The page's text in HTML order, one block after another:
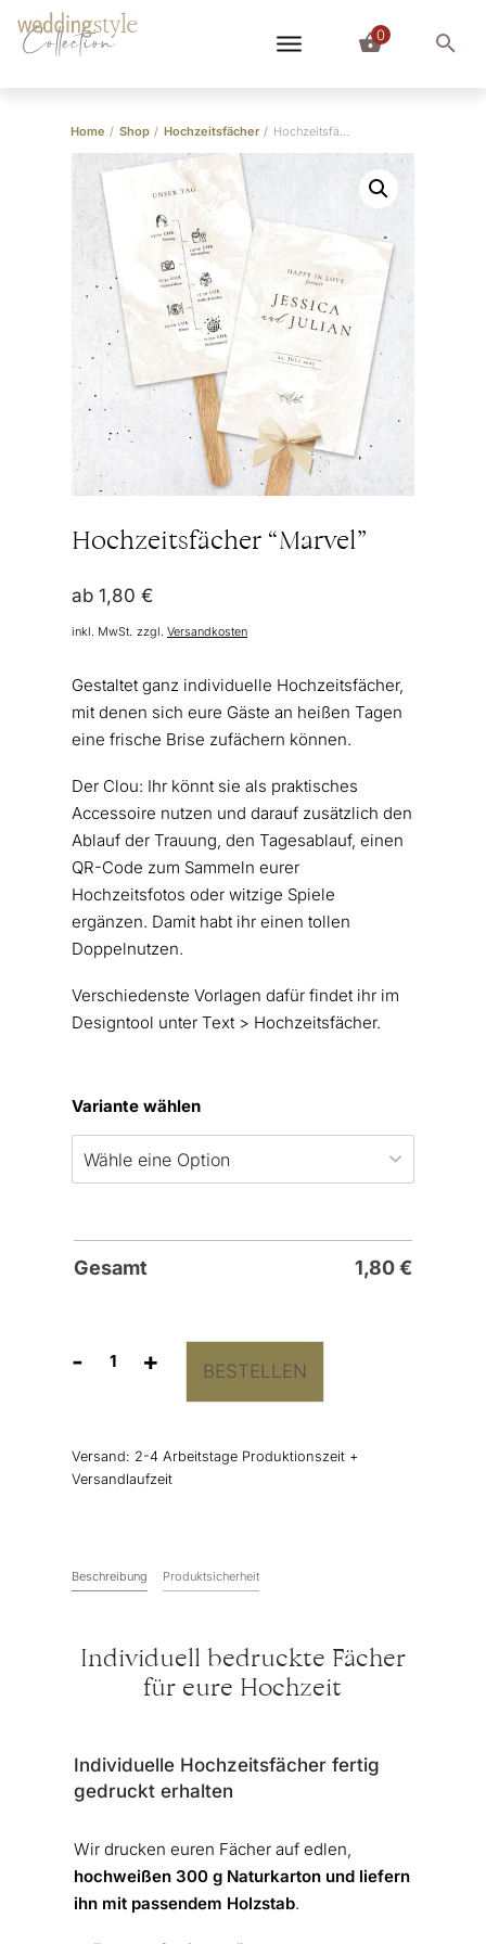
Collection 0
Home / Shop / Hochzeitsfächer / Hochzeitsfächer “Marvel”
Hochzeitsfächer “Marvel”
ab 1,80 €
inkl. MwSt. zzgl. Versandkosten
Gestaltet ganz individuelle Hochzeitsfächer,
mit denen sich eure Gäste an heißen Tagen
eine frische Brise zufächern können.
Der Clou: Ihr könnt sie als praktisches
Accessoire nutzen und darauf zusätzlich den
Ablauf der Trauung, den Tagesablauf, einen
QR-Code zum Sammeln eurer
Hochzeitsfotos oder witzige Spiele
ergänzen. Damit habt ihr einen tollen
Doppelnutzen.
Verschiedenste Vorlagen dafür findet ihr im
Designtool unter Text > Hochzeitsfächer.
Variante wählen
Gesamt 1,80€
-
Hochzeitsfächer
+ BESTELLEN
Versand: 2-4 Arbeitstage Produktionszeit +
Versandlaufzeit
Beschreibung Produktsicherheit
Individuell bedruckte Fächer
für eure Hochzeit
Individuelle Hochzeitsfächer fertig
gedruckt erhalten
Wir drucken euren Fächer auf edlen,
hochweißen 300 g Naturkarton und liefern
ihn mit passendem Holzstab.